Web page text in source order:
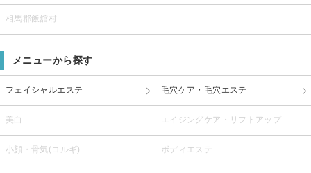
相馬郡飯舘村
メニューから探す
フェイシャルエステ 毛穴ケア・毛穴エステ
美白 エイジングケア・リフトアップ
小顔・骨気(コルギ) ボディエステ